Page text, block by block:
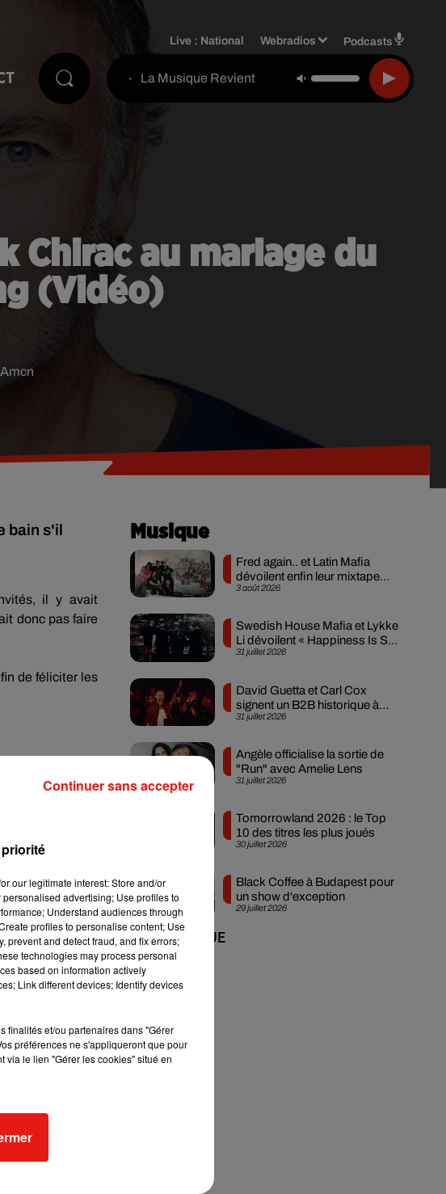
Live : National Webradios Podcasts
- La Musique Revient
Chirac au mariage du
(Vidéo)
bain s'il
il y avait
donc pas faire
de féliciter les
Musique
3 août 2026
Fred again.. et Latin Mafia
dévoilent enfin leur mixtape
créée en...
31 juillet 2026
Swedish House Mafia et Lykke
Li dévoilent « Happiness Is So
Sad »
31 juillet 2026
David Guetta et Carl Cox
signent un B2B historique à
Ibiza
31 juillet 2026
Angèle officialise la sortie de
"Run" avec Amelie Lens
30 juillet 2026
Tomorrowland 2026 : le Top
10 des titres les plus joués
29 juillet 2026
Black Coffee à Budapest pour
un show d'exception
+ DE MUSIQUE
our legitimate interest: Store and/or
advertising; Use profiles to
Understand audiences through
profiles to personalise content; Use
prevent and detect fraud, and fix errors;
technologies may process personal
based on information actively
Link different devices; Identify devices
finalités et/ou partenaires dans "Gérer
préférences ne s'appliqueront que pour
via le lien "Gérer les cookies" situé en
Continuer sans accepter